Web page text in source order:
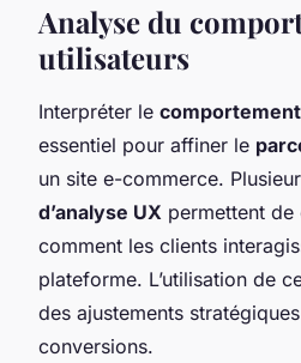
Analyse du
utilisateurs
Interpréter le
essentiel pour affiner le
un site e-commerce.
d’analyse UX permettent
comment les clients
plateforme. L’utilisation de
des ajustements
conversions.